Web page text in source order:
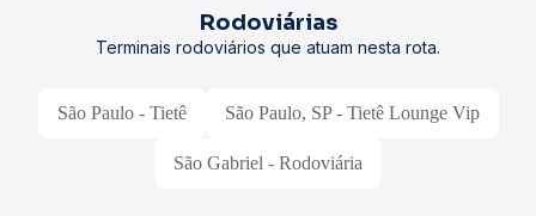
Rodoviárias
Terminais rodoviários que atuam nesta rota.
São Paulo - Tietê São Paulo, SP - Tietê Lounge Vip
São Gabriel - Rodoviária